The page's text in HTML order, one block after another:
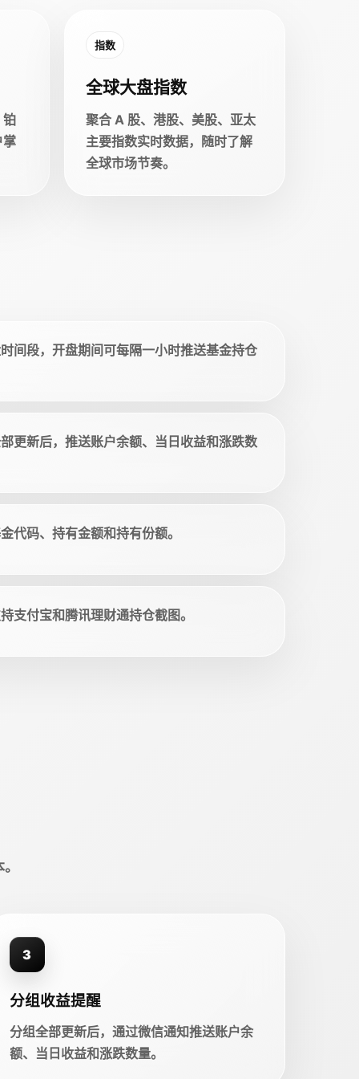
铂
掌
指数
全球大盘指数
聚合 A 股、港股、美股、亚太
主要指数实时数据，随时了解
全球市场节奏。
间段，开盘期间可每隔一小时推送基金持仓
更新后，推送账户余额、当日收益和涨跌数
代码、持有金额和持有份额。
支付宝和腾讯理财通持仓截图。
3
分组收益提醒
分组全部更新后，通过微信通知推送账户余
额、当日收益和涨跌数量。